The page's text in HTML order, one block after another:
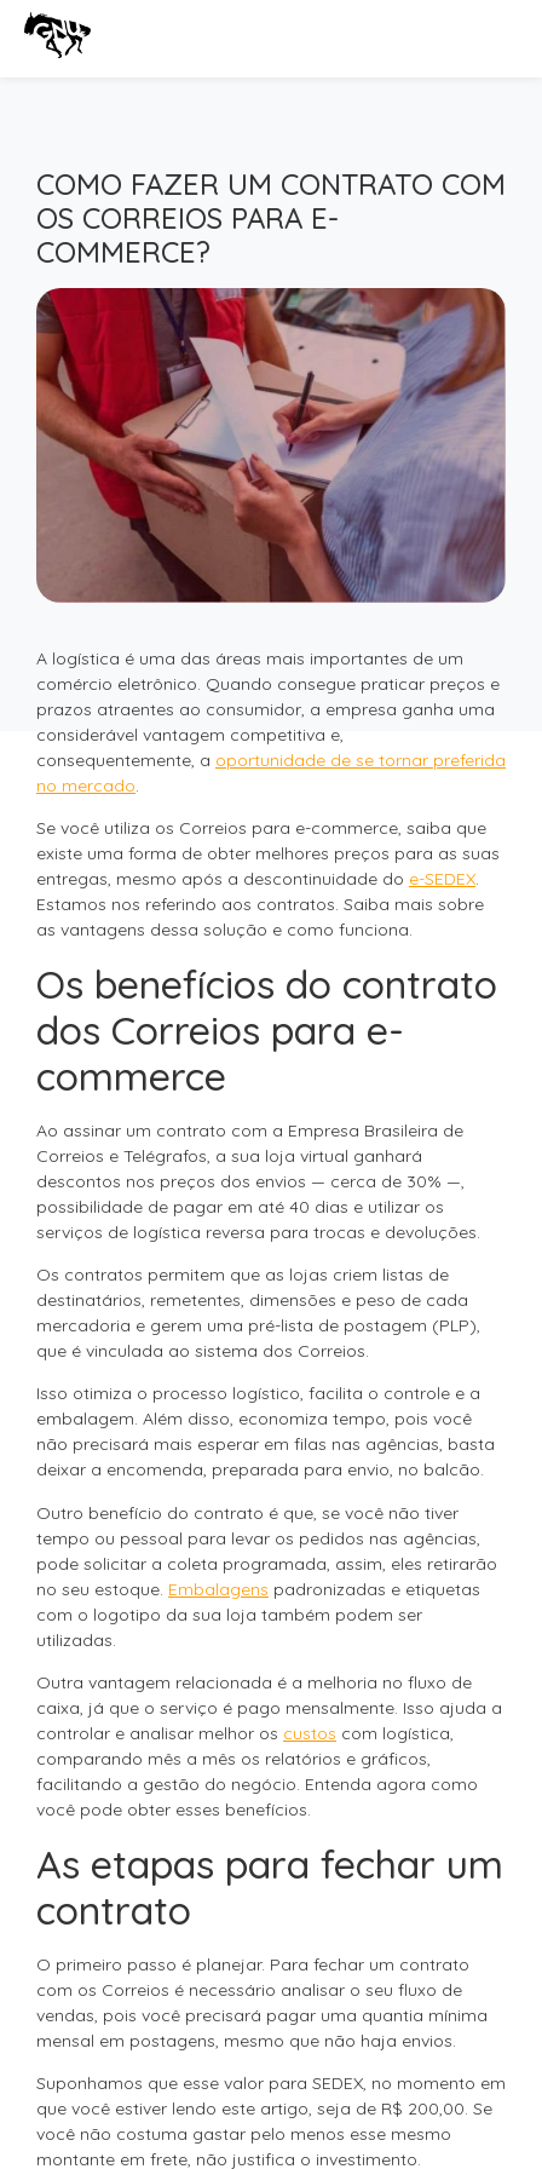
COMO FAZER UM CONTRATO COM
OS CORREIOS PARA E-
COMMERCE?
A logística é uma das áreas mais importantes de um
comércio eletrônico. Quando consegue praticar preços e
prazos atraentes ao consumidor, a empresa ganha uma
considerável vantagem competitiva e,
consequentemente, a oportunidade de se tornar preferida
no mercado.
Se você utiliza os Correios para e-commerce, saiba que
existe uma forma de obter melhores preços para as suas
entregas, mesmo após a descontinuidade do e-SEDEX.
Estamos nos referindo aos contratos. Saiba mais sobre
as vantagens dessa solução e como funciona.
Os benefícios do contrato
dos Correios para e-
commerce
Ao assinar um contrato com a Empresa Brasileira de
Correios e Telégrafos, a sua loja virtual ganhará
descontos nos preços dos envios — cerca de 30% —,
possibilidade de pagar em até 40 dias e utilizar os
serviços de logística reversa para trocas e devoluções.
Os contratos permitem que as lojas criem listas de
destinatários, remetentes, dimensões e peso de cada
mercadoria e gerem uma pré-lista de postagem (PLP),
que é vinculada ao sistema dos Correios.
Isso otimiza o processo logístico, facilita o controle e a
embalagem. Além disso, economiza tempo, pois você
não precisará mais esperar em filas nas agências, basta
deixar a encomenda, preparada para envio, no balcão.
Outro benefício do contrato é que, se você não tiver
tempo ou pessoal para levar os pedidos nas agências,
pode solicitar a coleta programada, assim, eles retirarão
no seu estoque. Embalagens padronizadas e etiquetas
com o logotipo da sua loja também podem ser
utilizadas.
Outra vantagem relacionada é a melhoria no fluxo de
caixa, já que o serviço é pago mensalmente. Isso ajuda a
controlar e analisar melhor os custos com logística,
comparando mês a mês os relatórios e gráficos,
facilitando a gestão do negócio. Entenda agora como
você pode obter esses benefícios.
As etapas para fechar um
contrato
O primeiro passo é planejar. Para fechar um contrato
com os Correios é necessário analisar o seu fluxo de
vendas, pois você precisará pagar uma quantia mínima
mensal em postagens, mesmo que não haja envios.
Suponhamos que esse valor para SEDEX, no momento em
que você estiver lendo este artigo, seja de R$ 200,00. Se
você não costuma gastar pelo menos esse mesmo
montante em frete, não justifica o investimento.